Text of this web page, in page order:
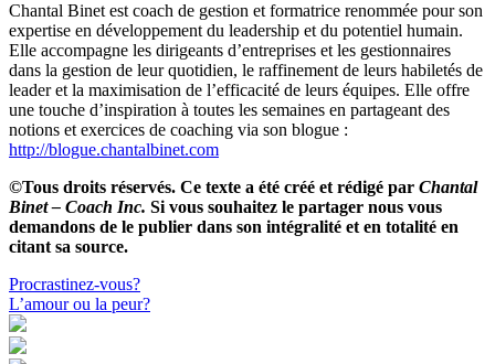
Chantal Binet est coach de gestion et formatrice renommée pour son
expertise en développement du leadership et du potentiel humain.
Elle accompagne les dirigeants d’entreprises et les gestionnaires
dans la gestion de leur quotidien, le raffinement de leurs habiletés de
leader et la maximisation de l’efficacité de leurs équipes. Elle offre
une touche d’inspiration à toutes les semaines en partageant des
notions et exercices de coaching via son blogue :
http://blogue.chantalbinet.com
©Tous droits réservés. Ce texte a été créé et rédigé par Chantal
Binet – Coach Inc. Si vous souhaitez le partager nous vous
demandons de le publier dans son intégralité et en totalité en
citant sa source.
Navigation
de
l'article
Procrastinez-vous?
L’amour ou la peur?